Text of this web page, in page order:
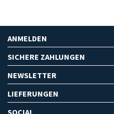
ANMELDEN
SICHERE ZAHLUNGEN
NEWSLETTER
LIEFERUNGEN
SOCIAL